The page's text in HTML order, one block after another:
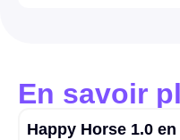
En savoir
Happy Horse 1.0